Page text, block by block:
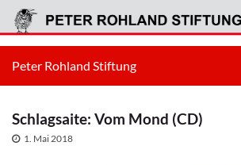
Peter Rohland Stiftung
Schlagsaite: Vom Mond (CD)
1. Mai 2018